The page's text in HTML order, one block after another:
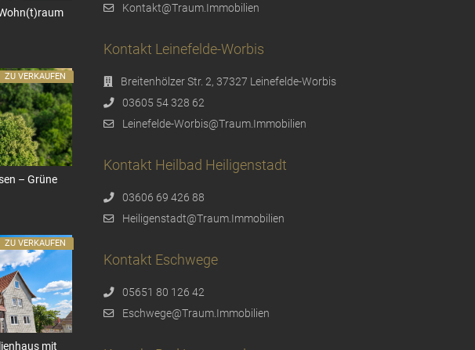
– Grüne
ZU VERKAUFEN
mit
ZU VERKAUFEN
Kontakt@Traum.Immobilien
Kontakt Leinefelde-Worbis
Breitenhölzer Str. 2, 37327 Leinefelde-Worbis
03605 54 328 62
Leinefelde-Worbis@Traum.Immobilien
Kontakt Heilbad Heiligenstadt
03606 69 426 88
Heiligenstadt@Traum.Immobilien
Kontakt Eschwege
05651 80 126 42
Eschwege@Traum.Immobilien